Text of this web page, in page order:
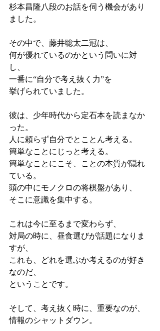
杉本昌隆八段のお話を伺う機会があり
ました。
その中で、藤井聡太二冠は、
何が優れているのかという問いに対
し、
一番に“自分で考え抜く力”を
挙げられていました。
彼は、少年時代から定石本を読まなか
った。
人に頼らず自分でとことん考える。
簡単なことにじっと考える。
簡単なことにこそ、ことの本質が隠れ
ている。
頭の中にモノクロの将棋盤があり、
そこに意識を集中する。
これは今に至るまで変わらず、
対局の時に、昼食選びが話題になりま
すが、
これも、どれを選ぶか考えるのが好き
なのだ、
ということです。
そして、考え抜く時に、重要なのが、
情報のシャットダウン。